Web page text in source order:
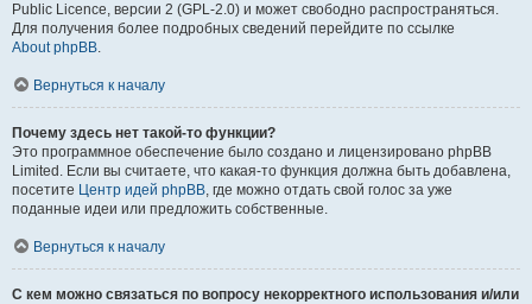
Public Licence, версии 2 (GPL-2.0) и может свободно распространяться.
Для получения более подробных сведений перейдите по ссылке
About phpBB.
Вернуться к началу
Почему здесь нет такой-то функции?
Это программное обеспечение было создано и лицензировано phpBB
Limited. Если вы считаете, что какая-то функция должна быть добавлена,
посетите Центр идей phpBB, где можно отдать свой голос за уже
поданные идеи или предложить собственные.
Вернуться к началу
С кем можно связаться по вопросу некорректного использования и/или